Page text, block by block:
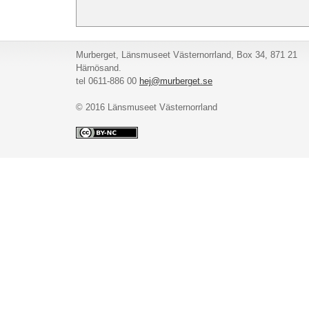
Murberget, Länsmuseet Västernorrland, Box 34, 871 21
Härnösand.
tel 0611-886 00 hej@murberget.se
© 2016 Länsmuseet Västernorrland